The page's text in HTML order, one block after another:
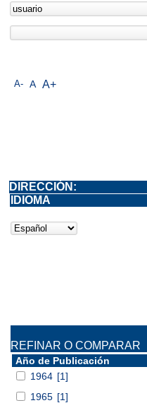
A- A A+
DIRECCIÓN:
IDIOMA
REFINAR O COMPARAR
Año de Publicación
1964 [1]
1965 [1]